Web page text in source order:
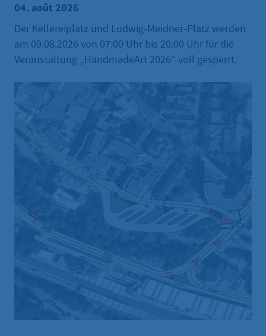
04. août 2026
Der Kellereiplatz und Ludwig-Meidner-Platz werden
am 09.08.2026 von 07:00 Uhr bis 20:00 Uhr für die
Veranstaltung „HandmadeArt 2026“ voll gesperrt.